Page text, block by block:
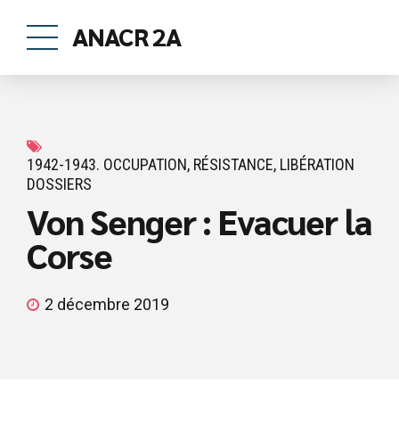
ANACR 2A
1942-1943. OCCUPATION, RÉSISTANCE, LIBÉRATION
DOSSIERS
Von Senger : Evacuer la
Corse
2 décembre 2019